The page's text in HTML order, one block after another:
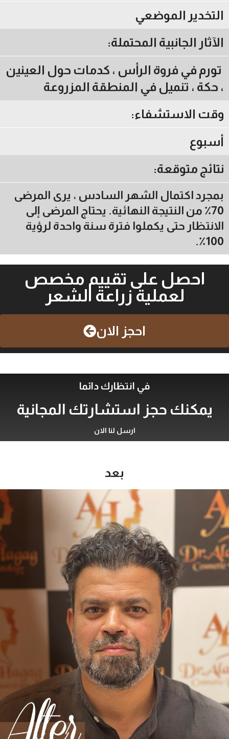
التخدير الموضعي
الآثار الجانبية المحتملة:
تورم في فروة الرأس ، كدمات حول العينين
، حكة ، تنميل في المنطقة المزروعة
وقت الاستشفاء:
أسبوع
نتائج متوقعة:
بمجرد اكتمال الشهر السادس ، يرى المرضى
70٪ من النتيجة النهائية. يحتاج المرضى إلى
الانتظار حتى يكملوا فترة سنة واحدة لرؤية
100٪.
احصل على تقييم مخصص
لعملية زراعة الشعر
احجز الان
في انتظارك دائما
يمكنك حجز استشارتك المجانية
ارسل لنا الان
بعد